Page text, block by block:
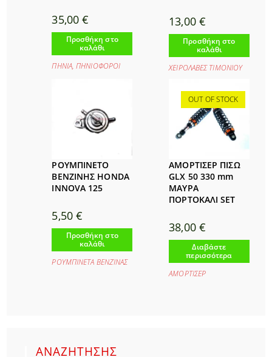
35,00€
Προσθήκη στο
καλάθι
ΠΗΝΙΑ,ΠΗΝΙΟΦΟΡΟΙ
13,00 €
Προσθήκη στο
καλάθι
ΧΕΙΡΟΛΑΒΕΣ ΤΙΜΟΝΙΟΥ
ΡΟΥΜΠΙΝΕΤΟ
ΒΕΝΖΙΝΗΣ HONDA
INNOVA 125
5,50 €
Προσθήκη στο
καλάθι
ΡΟΥΜΠΙΝΕΤΑ ΒΕΝΖΙΝΑΣ
OUT OF STOCK
ΑΜΟΡΤΙΣΕΡ ΠΙΣΩ
GLX 50 330 mm
ΜΑΥΡΑ
ΠΟΡΤΟΚΑΛΙ SET
38,00 €
Διαβάστε
περισσότερα
ΑΜΟΡΤΙΣΕΡ
ΑΝΑΖΗΤΗΣΗΣ